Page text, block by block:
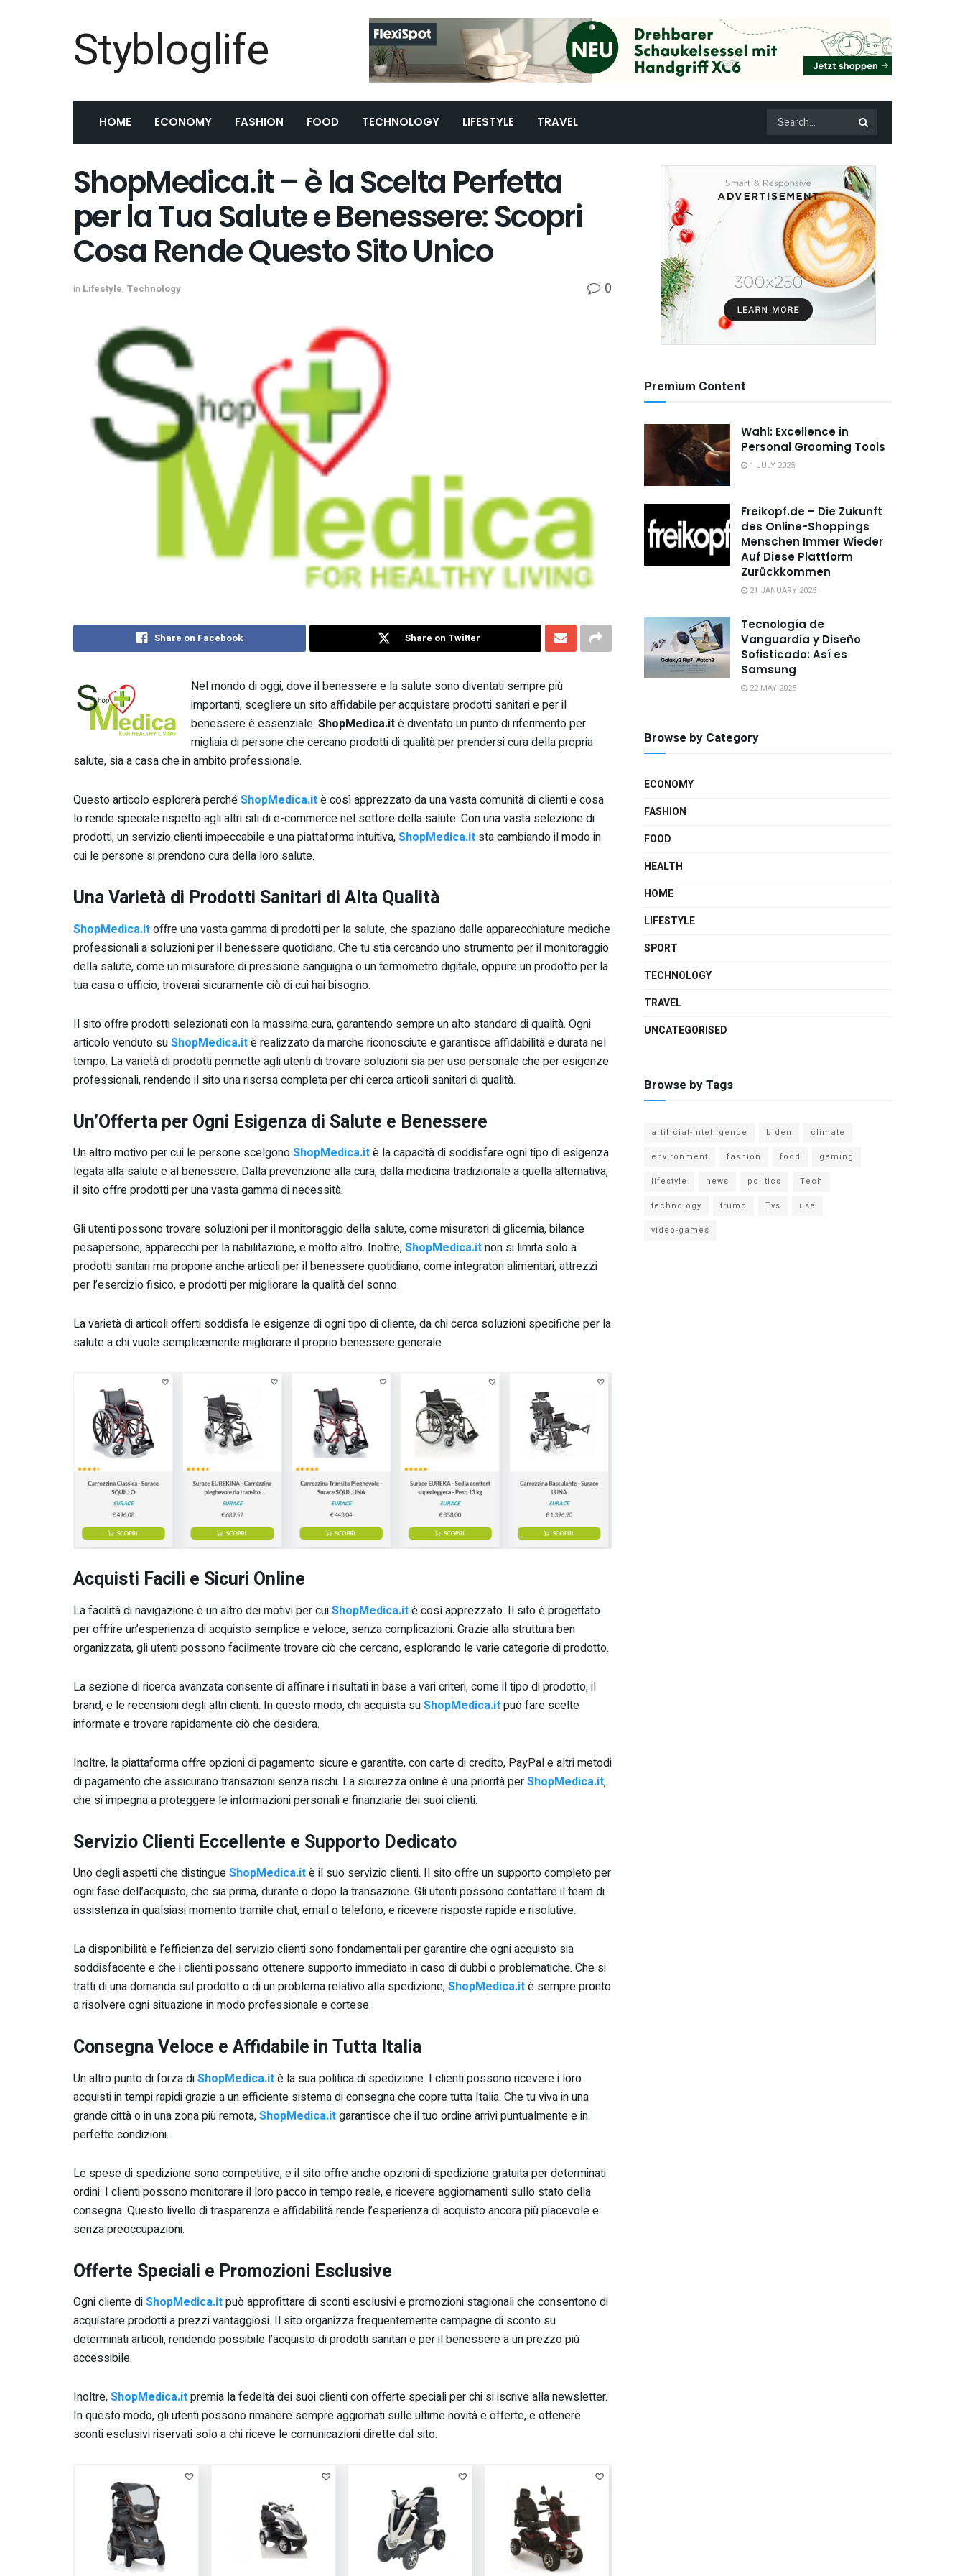
Stybloglife
HOME ECONOMY FASHION FOOD TECHNOLOGY LIFESTYLE TRAVEL
ShopMedica.it – è la Scelta Perfetta
per la Tua Salute e Benessere: Scopri
Cosa Rende Questo Sito Unico
in Lifestyle, Technology 0
Share on Facebook Share on Twitter
Nel mondo di oggi, dove il benessere e la salute sono diventati sempre più
importanti, scegliere un sito affidabile per acquistare prodotti sanitari e per il
benessere è essenziale. ShopMedica.itè diventato un punto di riferimento per
migliaia di persone che cercano prodotti di qualità per prendersi cura della propria
salute, sia a casa che in ambito professionale.
Questo articolo esplorerà perchéShopMedica.itè così apprezzato da una vasta comunità di clienti e cosa
lo rende speciale rispetto agli altri siti di e-commerce nel settore della salute. Con una vasta selezione di
prodotti, un servizio clienti impeccabile e una piattaforma intuitiva,ShopMedica.it sta cambiando il modo in
cui le persone si prendono cura della loro salute.
Una Varietà di Prodotti Sanitari di Alta Qualità
ShopMedica.itoffre una vasta gamma di prodotti per la salute, che spaziano dalle apparecchiature mediche
professionali a soluzioni per il benessere quotidiano. Che tu stia cercando uno strumento per il monitoraggio
della salute, come un misuratore di pressione sanguigna o un termometro digitale, oppure un prodotto per la
tua casa o ufficio, troverai sicuramente ciò di cui hai bisogno.
Il sito offre prodotti selezionati con la massima cura, garantendo sempre un alto standard di qualità. Ogni
articolo venduto suShopMedica.itè realizzato da marche riconosciute e garantisce affidabilità e durata nel
tempo. La varietà di prodotti permette agli utenti di trovare soluzioni sia per uso personale che per esigenze
professionali, rendendo il sito una risorsa completa per chi cerca articoli sanitari di qualità.
Un’Offerta per Ogni Esigenza di Salute e Benessere
Un altro motivo per cui le persone scelgonoShopMedica.itè la capacità di soddisfare ogni tipo di esigenza
legata alla salute e al benessere. Dalla prevenzione alla cura, dalla medicina tradizionale a quella alternativa,
il sito offre prodotti per una vasta gamma di necessità.
Gli utenti possono trovare soluzioni per il monitoraggio della salute, come misuratori di glicemia, bilance
pesapersone, apparecchi per la riabilitazione, e molto altro. Inoltre,ShopMedica.itnon si limita solo a
prodotti sanitari ma propone anche articoli per il benessere quotidiano, come integratori alimentari, attrezzi
per l’esercizio fisico, e prodotti per migliorare la qualità del sonno.
La varietà di articoli offerti soddisfa le esigenze di ogni tipo di cliente, da chi cerca soluzioni specifiche per la
salute a chi vuole semplicemente migliorare il proprio benessere generale.
Acquisti Facili e Sicuri Online
La facilità di navigazione è un altro dei motivi per cuiShopMedica.itè così apprezzato. Il sito è progettato
per offrire un’esperienza di acquisto semplice e veloce, senza complicazioni. Grazie alla struttura ben
organizzata, gli utenti possono facilmente trovare ciò che cercano, esplorando le varie categorie di prodotto.
La sezione di ricerca avanzata consente di affinare i risultati in base a vari criteri, come il tipo di prodotto, il
brand, e le recensioni degli altri clienti. In questo modo, chi acquista suShopMedica.itpuò fare scelte
informate e trovare rapidamente ciò che desidera.
Inoltre, la piattaforma offre opzioni di pagamento sicure e garantite, con carte di credito, PayPal e altri metodi
di pagamento che assicurano transazioni senza rischi. La sicurezza online è una priorità perShopMedica.it,
che si impegna a proteggere le informazioni personali e finanziarie dei suoi clienti.
Servizio Clienti Eccellente e Supporto Dedicato
Uno degli aspetti che distingueShopMedica.itè il suo servizio clienti. Il sito offre un supporto completo per
ogni fase dell’acquisto, che sia prima, durante o dopo la transazione. Gli utenti possono contattare il team di
assistenza in qualsiasi momento tramite chat, email o telefono, e ricevere risposte rapide e risolutive.
La disponibilità e l’efficienza del servizio clienti sono fondamentali per garantire che ogni acquisto sia
soddisfacente e che i clienti possano ottenere supporto immediato in caso di dubbi o problematiche. Che si
tratti di una domanda sul prodotto o di un problema relativo alla spedizione,ShopMedica.itè sempre pronto
a risolvere ogni situazione in modo professionale e cortese.
Consegna Veloce e Affidabile in Tutta Italia
Un altro punto di forza diShopMedica.itè la sua politica di spedizione. I clienti possono ricevere i loro
acquisti in tempi rapidi grazie a un efficiente sistema di consegna che copre tutta Italia. Che tu viva in una
grande città o in una zona più remota,ShopMedica.itgarantisce che il tuo ordine arrivi puntualmente e in
perfette condizioni.
Le spese di spedizione sono competitive, e il sito offre anche opzioni di spedizione gratuita per determinati
ordini. I clienti possono monitorare il loro pacco in tempo reale, e ricevere aggiornamenti sullo stato della
consegna. Questo livello di trasparenza e affidabilità rende l’esperienza di acquisto ancora più piacevole e
senza preoccupazioni.
Offerte Speciali e Promozioni Esclusive
Ogni cliente diShopMedica.itpuò approfittare di sconti esclusivi e promozioni stagionali che consentono di
acquistare prodotti a prezzi vantaggiosi. Il sito organizza frequentemente campagne di sconto su
determinati articoli, rendendo possibile l’acquisto di prodotti sanitari e per il benessere a un prezzo più
accessibile.
Inoltre,ShopMedica.itpremia la fedeltà dei suoi clienti con offerte speciali per chi si iscrive alla newsletter.
In questo modo, gli utenti possono rimanere sempre aggiornati sulle ultime novità e offerte, e ottenere
sconti esclusivi riservati solo a chi riceve le comunicazioni dirette dal sito.
Premium Content
Wahl: Excellence in
Personal Grooming Tools
1 JULY 2025
Freikopf.de – Die Zukunft
des Online-Shoppings
Menschen Immer Wieder
Auf Diese Plattform
Zurückkommen
21 JANUARY 2025
Tecnología de
Vanguardia y Diseño
Sofisticado: Así es
Samsung
22 MAY 2025
Browse by Category
ECONOMY
FASHION
FOOD
HEALTH
HOME
LIFESTYLE
SPORT
TECHNOLOGY
TRAVEL
UNCATEGORISED
Browse by Tags
artificial-intelligence biden
climate
environment
fashion food
gaming
lifestyle
news politics
Tech
technology
trump Tvs
usa
video-games